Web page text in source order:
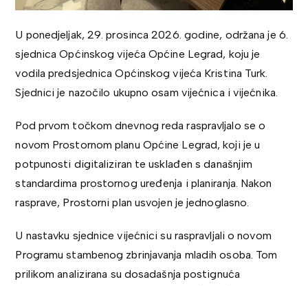
U ponedjeljak, 29. prosinca 2026. godine, održana je 6.
sjednica Općinskog vijeća Općine Legrad, koju je
vodila predsjednica Općinskog vijeća Kristina Turk.
Sjednici je nazočilo ukupno osam vijećnica i vijećnika.
Pod prvom točkom dnevnog reda raspravljalo se o
novom Prostornom planu Općine Legrad, koji je u
potpunosti digitaliziran te usklađen s današnjim
standardima prostornog uređenja i planiranja. Nakon
rasprave, Prostorni plan usvojen je jednoglasno.
U nastavku sjednice vijećnici su raspravljali o novom
Programu stambenog zbrinjavanja mladih osoba. Tom
prilikom analizirana su dosadašnja postignuća